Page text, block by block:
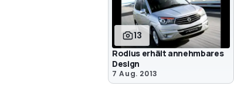
13
Rodius erhält annehmbares
Design
7 Aug. 2013